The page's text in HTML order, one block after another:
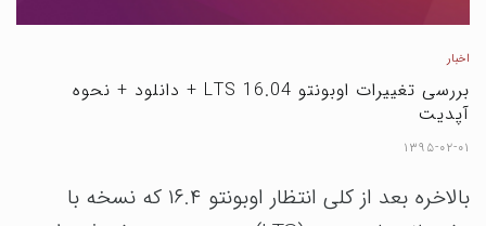
اخبار
بررسی تغییرات اوبونتو LTS 16.04 + دانلود + نحوه
آپدیت
۱۳۹۵-۰۲-۰۱
بالاخره بعد از کلی انتظار اوبونتو ۱۶.۴ که نسخه با